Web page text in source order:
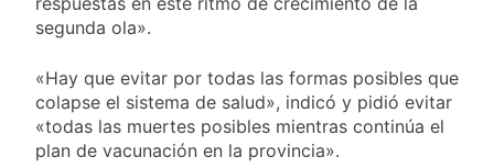
segunda ola».
«Hay que evitar por todas las formas posibles que
colapse el sistema de salud», indicó y pidió evitar
«todas las muertes posibles mientras continúa el
plan de vacunación en la provincia».